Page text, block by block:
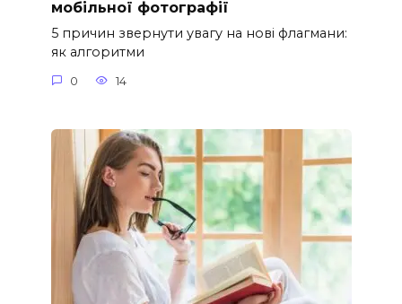
мобільної фотографії
5 причин звернути увагу на нові флагмани:
як алгоритми
0 14